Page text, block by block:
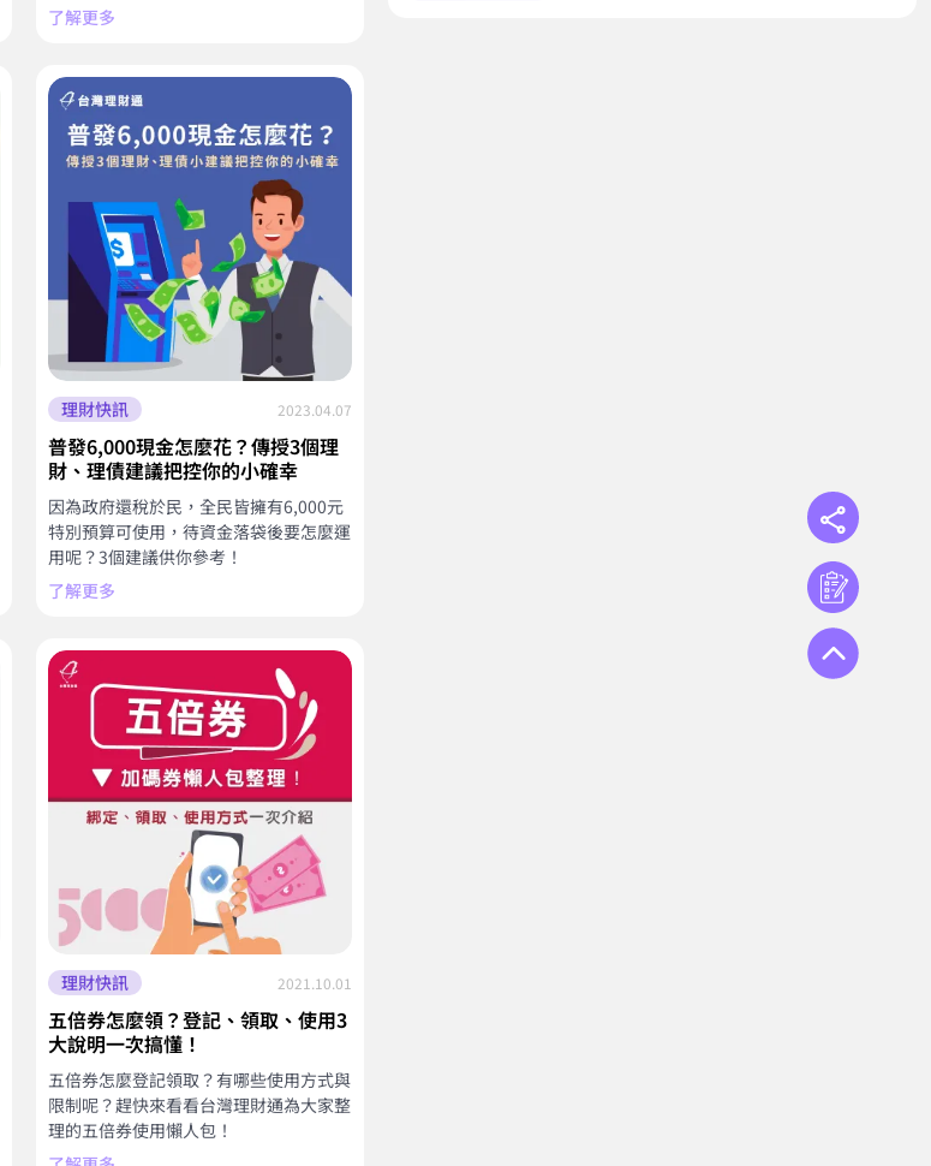
了解更多
理財快訊 2023.04.07
普發6,000現金怎麼花？傳授3個理
財、理債建議把控你的小確幸
因為政府還稅於民，全民皆擁有6,000元
特別預算可使用，待資金落袋後要怎麼運
用呢？3個建議供你參考！
了解更多
理財快訊 2021.10.01
五倍券怎麼領？登記、領取、使用3
大說明一次搞懂！
五倍券怎麼登記領取？有哪些使用方式與
限制呢？趕快來看看台灣理財通為大家整
理的五倍券使用懶人包！